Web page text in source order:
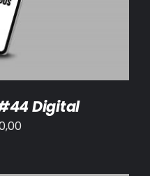
Digital